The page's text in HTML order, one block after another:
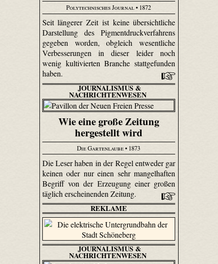
Polytechnisches Journal• 1872
Seit längerer Zeit ist keine übersichtliche
Darstellung des Pigment­druck­verfahrens
gegeben worden, obgleich wesentliche
Verbesserungen in dieser leider noch
wenig kultivierten Branche stattgefunden
haben.
JOURNALISMUS &
NACHRICHTENWESEN
Wie eine große Zeitung
hergestellt wird
Die Gartenlaube• 1873
Die Leser haben in der Regel entweder gar
keinen oder nur einen sehr mangelhaften
Begriff von der Erzeugung einer großen
täglich erscheinenden Zeitung.
REKLAME
JOURNALISMUS &
NACHRICHTENWESEN